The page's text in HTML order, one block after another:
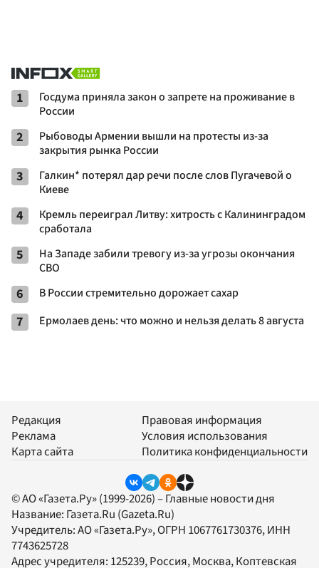
1
Госдума приняла закон о запрете на проживание в
России
2
Рыбоводы Армении вышли на протесты из-за
закрытия рынка России
3
Галкин* потерял дар речи после слов Пугачевой о
Киеве
4
Кремль переиграл Литву: хитрость с Калининградом
сработала
5
На Западе забили тревогу из-за угрозы окончания
СВО
6 В России стремительно дорожает сахар
7 Ермолаев день: что можно и нельзя делать 8 августа
Редакция
Реклама
Карта сайта
Правовая информация
Условия использования
Политика конфиденциальности
© АО «Газета.Ру» (1999-2026) – Главные новости дня
Название: Газета.Ru (Gazeta.Ru)
Учредитель:АО «Газета.Ру», ОГРН 1067761730376, ИНН
7743625728
Адрес учредителя: 125239, Россия, Москва, Коптевская